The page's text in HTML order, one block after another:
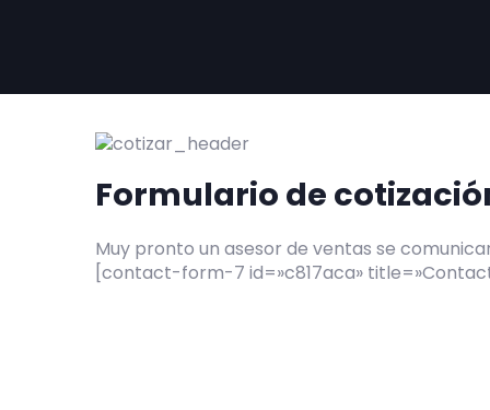
Formulario de
Muy pronto un asesor de ventas se
[contact-form-7 id=»c817aca»